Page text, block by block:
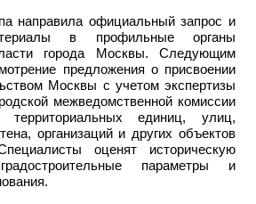
направила официальный запрос и
в профильные органы
города Москвы. Следующим
предложения о присвоении
Москвы с учетом экспертизы
межведомственной комиссии
территориальных единиц, улиц,
организаций и других объектов
оценят историческую
параметры и